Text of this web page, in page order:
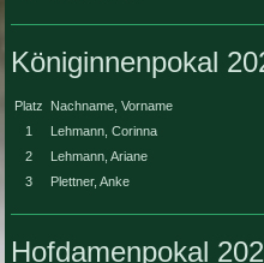
Königinnenpokal
Platz Nachname, Vorname
1
Lehmann, Corinna
2
Lehmann, Ariane
3
Plettner, Anke
Hofdamenpokal